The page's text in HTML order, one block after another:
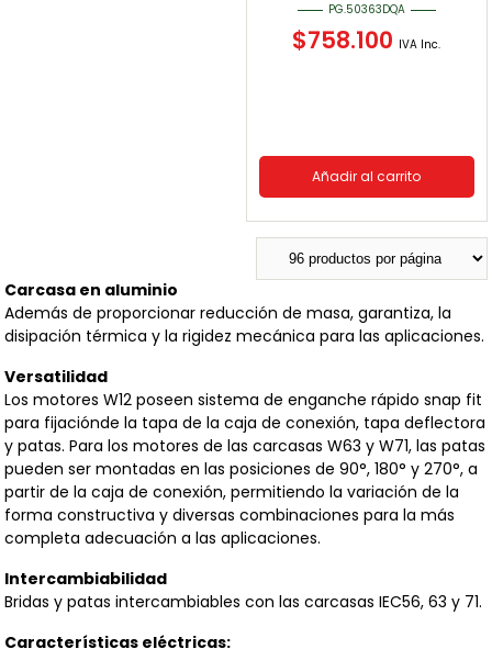
PG.50363DQA
$758.100 IVA Inc.
Añadir al carrito
Carcasa en aluminio
Además de proporcionar reducción de masa, garantiza, la
disipación térmica y la rigidez mecánica para las aplicaciones.
Versatilidad
Los motores W12 poseen sistema de enganche rápido snap fit
para fijaciónde la tapa de la caja de conexión, tapa deflectora
y patas. Para los motores de las carcasas W63 y W71, las patas
pueden ser montadas en las posiciones de 90°, 180° y 270°, a
partir de la caja de conexión, permitiendo la variación de la
forma constructiva y diversas combinaciones para la más
completa adecuación a las aplicaciones.
Intercambiabilidad
Bridas y patas intercambiables con las carcasas IEC56, 63 y 71.
Características eléctricas: